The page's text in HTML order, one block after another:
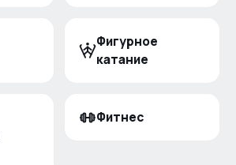
Фигурное
катание
Фитнес